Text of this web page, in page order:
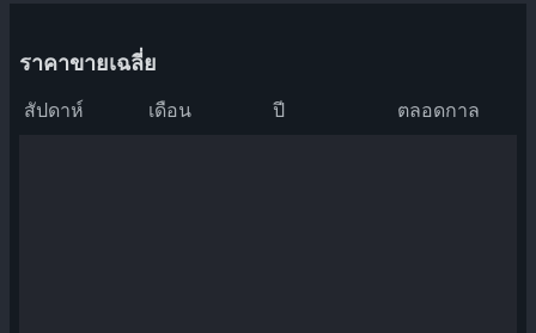
ราคาขายเฉลี่ย
สัปดาห์ เดือน ปี ตลอดกาล